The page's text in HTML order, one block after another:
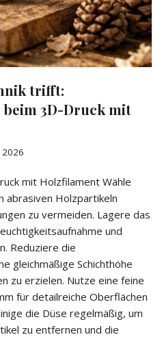
trifft:
3D-Druck mit
mit Holzfilament Wähle
abrasiven Holzpartikeln
zu vermeiden. Lagere das
und
Reduziere die
gleichmäßige Schichthöhe
zu erzielen. Nutze eine feine
für detailreiche Oberflächen
die Düse regelmäßig, um
zu entfernen und die